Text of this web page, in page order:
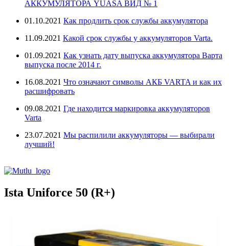
АККУМУЛЯТОРА YUASA ВИД № 1
01.10.2021 Как продлить срок службы аккумулятора
11.09.2021 Какой срок службы у аккумуляторов Varta.
01.09.2021 Как узнать дату выпуска аккумулятора Варта
выпуска после 2014 г.
16.08.2021 Что означают символы АКБ VARTA и как их
расшифровать
09.08.2021 Где находится маркировка аккумуляторов
Varta
23.07.2021 Мы распилили аккумуляторы — выбирали
лучший!
Ista Uniforce 50 (R+)